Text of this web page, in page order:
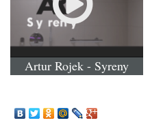
Artur Rojek - Syreny